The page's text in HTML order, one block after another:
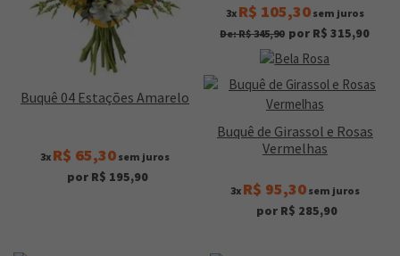
Buquê 04 Estações Amarelo
3x R$ 65,30 sem juros
por R$ 195,90
3x R$ 105,30sem juros
De: R$ 345,90 por R$ 315,90
Buquê de Girassol e Rosas
Vermelhas
3x R$ 95,30sem juros
por R$ 285,90